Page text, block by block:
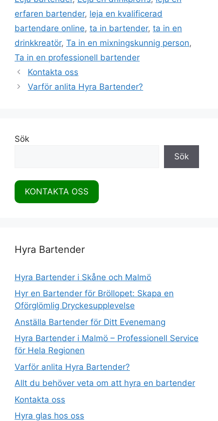
erfaren bartender, leja en kvalificerad
bartendare online, ta in bartender, ta in en
drinkkreatör, Ta in en mixningskunnig person,
Ta in en professionell bartender
Kontakta oss
Varför anlita Hyra Bartender?
Sök
Sök
KONTAKTA OSS
Hyra Bartender
Hyra Bartender i Skåne och Malmö
Hyr en Bartender för Bröllopet: Skapa en
Oförglömlig Dryckesupplevelse
Anställa Bartender för Ditt Evenemang
Hyra Bartender i Malmö – Professionell Service
för Hela Regionen
Varför anlita Hyra Bartender?
Allt du behöver veta om att hyra en bartender
Kontakta oss
Hyra glas hos oss